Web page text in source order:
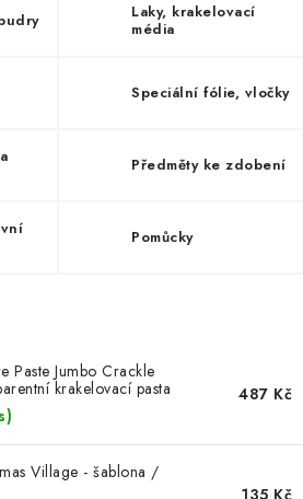
Laky, krakelovací
média
Speciální fólie, vločky
Předměty ke zdobení
Pomůcky
Paste Jumbo Crackle
krakelovací pasta
487 Kč
Village - šablona /
135 Kč